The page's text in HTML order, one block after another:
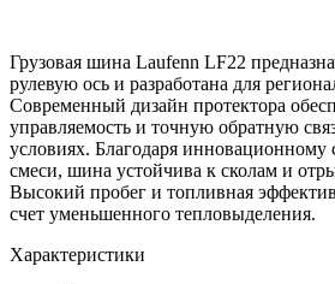
Грузовая шина Laufenn LF22
рулевую ось и разработана для
Современный дизайн протектора
управляемость и точную обратную
условиях. Благодаря инновационному
смеси, шина устойчива к сколам и
Высокий пробег и топливная
счет уменьшенного тепловыделения.
Характеристики